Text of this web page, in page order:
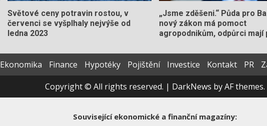
Světové ceny potravin rostou, v
červenci se vyšplhaly nejvýše od
ledna 2023
„Jsme zděšeni.“ Půda pro
nový zákon má pomoct
agropodnikům, odpůrci mají
Ekonomika Finance Hypotéky Pojištění Investice Kontakt PR
Copyright © All rights reserved. | DarkNews by AF themes.
Související ekonomické a finanční magazíny: